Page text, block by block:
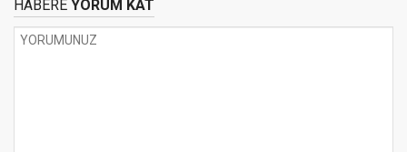
HABERE YORUM KAT